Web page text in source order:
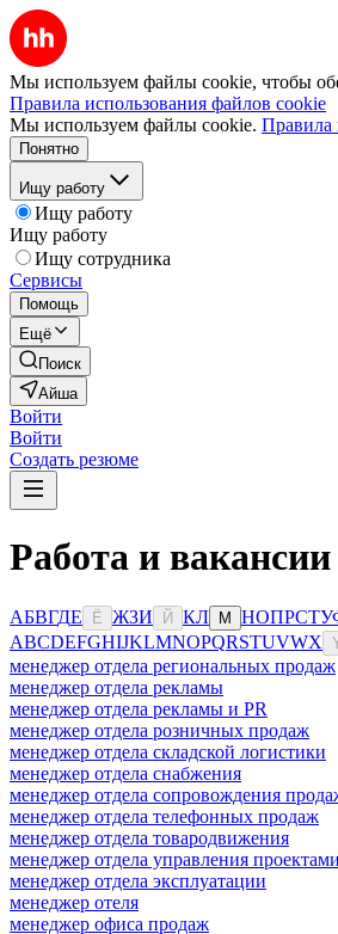
Мы используем файлы cookie, чтобы
Правила использования файлов cookie
Мы используем файлы cookie. Правила
Понятно
Ищу работу
Ищу работу
Ищу работу
Ищу сотрудника
Сервисы
Помощь
Ещё
Поиск
Айша
Войти
Войти
Создать резюме
Работа и
АБВГДЕ Ё ЖЗИ Й КЛ М НОПРСТУ
ABCDEFGHIJKLMNOPQRSTUVWX
менеджер отдела региональных продаж
менеджер отдела рекламы
менеджер отдела рекламы и PR
менеджер отдела розничных продаж
менеджер отдела складской логистики
менеджер отдела снабжения
менеджер отдела сопровождения
менеджер отдела телефонных продаж
менеджер отдела товародвижения
менеджер отдела управления проектами
менеджер отдела эксплуатации
менеджер отеля
менеджер офиса продаж